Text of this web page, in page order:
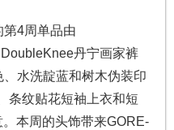
4周单品由
丹宁画家裤
水洗靛蓝和树木伪装印
条纹贴花短袖上衣和短
本周的头饰带来GORE-